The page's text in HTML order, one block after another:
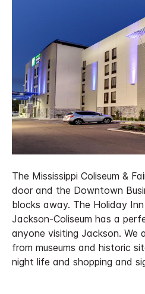
The Mississippi Coliseum &
door and the Downtown
blocks away. The Holiday
Jackson-Coliseum has a
anyone visiting Jackson. We
from museums and historic
night life and shopping and